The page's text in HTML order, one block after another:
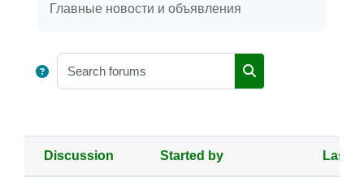
Главные новости и объявления
Search forums
Status
Discussion Started by Last